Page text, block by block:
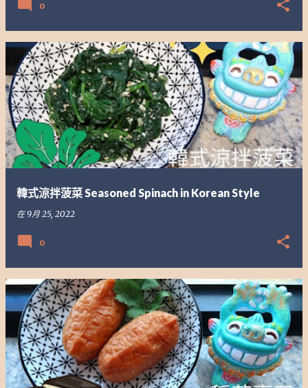
0
韓式涼拌菠菜 Seasoned Spinach in Korean Style
在9月 25, 2022
0